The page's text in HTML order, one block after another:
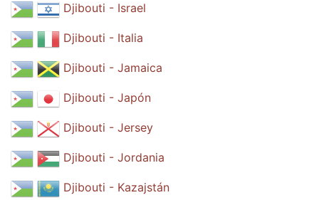
Djibouti - Israel
Djibouti - Italia
Djibouti - Jamaica
Djibouti - Japón
Djibouti - Jersey
Djibouti - Jordania
Djibouti - Kazajstán